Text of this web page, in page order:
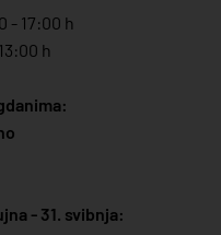
- 17:00 h
h
- 31. svibnja: